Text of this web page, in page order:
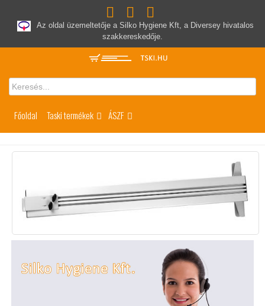
Az oldal üzemeltetője a Silko Hygiene Kft, a Diversey hivatalos
szakkereskedője.
Főoldal Taski termékek ÁSZF